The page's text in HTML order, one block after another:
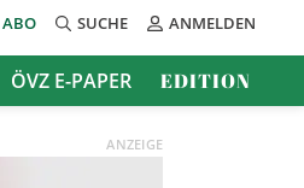
ABO SUCHE ANMELDEN
ÖVZ E-PAPER EDITION
ANZEIGE